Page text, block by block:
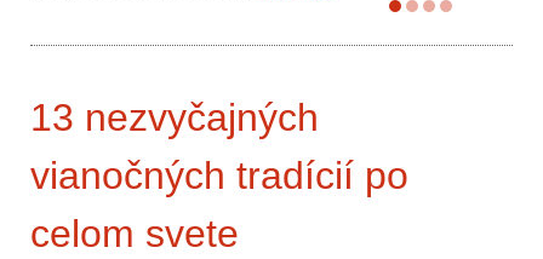
13 nezvyčajných
vianočných tradícií po
celom svete